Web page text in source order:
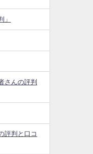
」
さんの評判
評判と口コ